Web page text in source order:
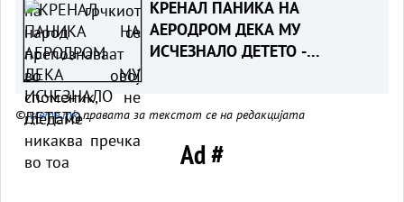
никаква пречка во тоа
КРЕНАЛ ПАНИКА НА
АЕРОДРОМ ДЕКА МУ
ИСЧЕЗНАЛО ДЕТЕТО -
©vreme.mk, правата за текстот се на редакцијата
Ad #